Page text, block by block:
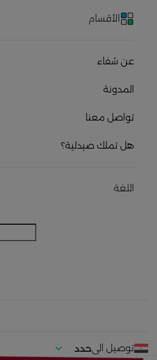
الأقسام
عن شفاء
المدونة
تواصل معنا
هل تملك صيدلية؟
اللغة
توصيل الىحدد